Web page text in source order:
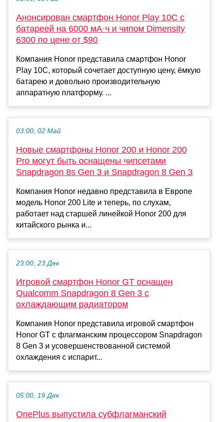
Анонсирован смартфон Honor Play 10C с
батареей на 6000 мА·ч и чипом Dimensity
6300 по цене от $90
Компания Honor представила смартфон Honor
Play 10C, который сочетает доступную цену, ёмкую
батарею и довольно производительную
аппаратную платформу. ...
03:00, 02 Май
Новые смартфоны Honor 200 и Honor 200
Pro могут быть оснащены чипсетами
Snapdragon 8s Gen 3 и Snapdragon 8 Gen 3
Компания Honor недавно представила в Европе
модель Honor 200 Lite и теперь, по слухам,
работает над старшей линейкой Honor 200 для
китайского рынка и...
23:00, 23 Дек
Игровой смартфон Honor GT оснащен
Qualcomm Snapdragon 8 Gen 3 с
охлаждающим радиатором
Компания Honor представила игровой смартфон
Honor GT с флагманским процессором Snapdragon
8 Gen 3 и усовершенствованной системой
охлаждения с испарит...
05:00, 19 Дек
OnePlus выпустила субфлагманский